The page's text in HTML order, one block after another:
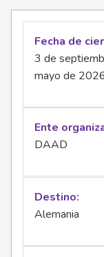
Fecha de
3 de
mayo de
Ente
DAAD
Destino
Alemania